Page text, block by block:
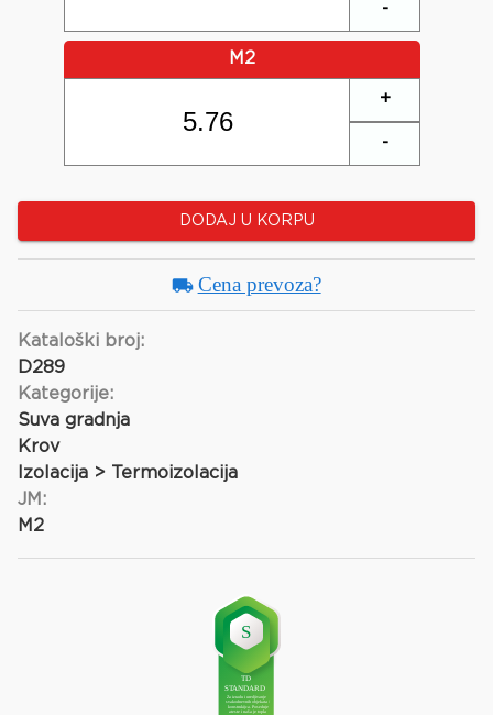
-
M2
+
-
DODAJ U KORPU
Cena prevoza?
Kataloški broj:
D289
Kategorije:
Suva gradnja
Krov
Izolacija > Termoizolacija
JM:
M2